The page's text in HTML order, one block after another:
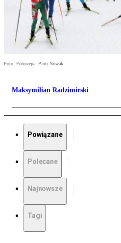
Foto: Fotorzepa, Piotr Nowak
Maksymilian Radzimirski
Powiązane
Polecane
Najnowsze
Tagi